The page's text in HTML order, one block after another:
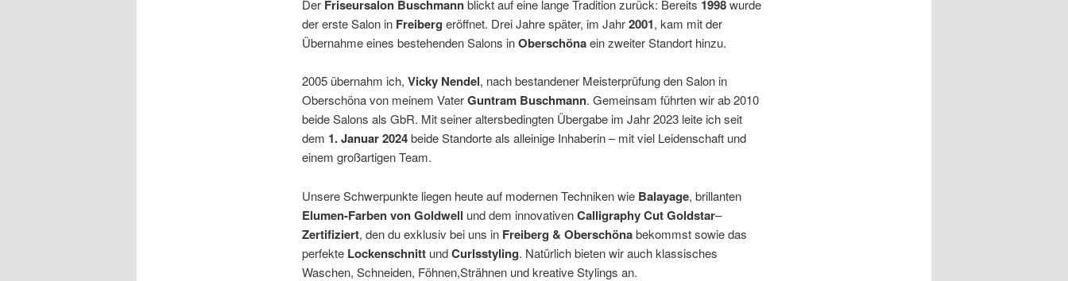
Der Friseursalon Buschmannblickt auf eine lange Tradition zurück: Bereits 1998wurde
der erste Salon in Freiberg eröffnet. Drei Jahre später, im Jahr2001, kam mit der
Übernahme eines bestehenden Salons inOberschönaein zweiter Standort hinzu.
2005 übernahm ich, Vicky Nendel, nach bestandener Meisterprüfung den Salon in
Oberschöna von meinem VaterGuntram Buschmann. Gemeinsam führten wir ab 2010
beide Salons als GbR. Mit seiner altersbedingten Übergabe im Jahr 2023 leite ich seit
dem 1. Januar 2024beide Standorte als alleinige Inhaberin – mit viel Leidenschaft und
einem großartigen Team.
Unsere Schwerpunkte liegen heute auf modernen Techniken wie Balayage, brillanten
Elumen-Farben von Goldwell und dem innovativenCalligraphy CutGoldstar–
Zertifiziert, den du exklusiv bei uns in Freiberg & Oberschönabekommst sowie das
perfekte LockenschnittundCurlsstyling. Natürlich bieten wir auch klassisches
Waschen, Schneiden, Föhnen,Strähnen und kreative Stylings an.